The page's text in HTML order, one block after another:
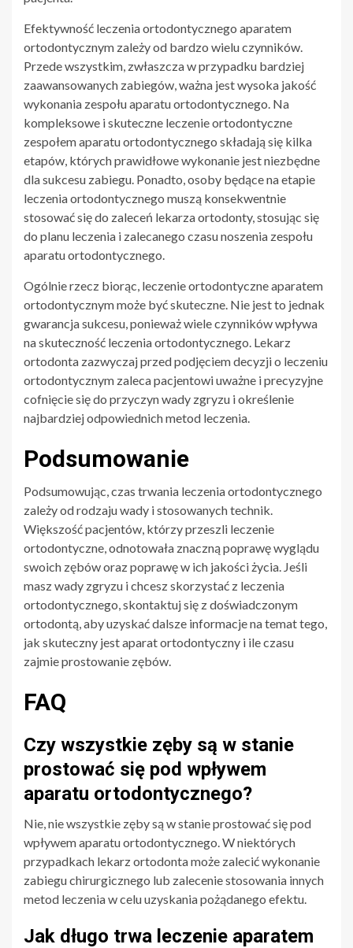
Efektywność leczenia ortodontycznego aparatem
ortodontycznym zależy od bardzo wielu czynników.
Przede wszystkim, zwłaszcza w przypadku bardziej
zaawansowanych zabiegów, ważna jest wysoka jakość
wykonania zespołu aparatu ortodontycznego. Na
kompleksowe i skuteczne leczenie ortodontyczne
zespołem aparatu ortodontycznego składają się kilka
etapów, których prawidłowe wykonanie jest niezbędne
dla sukcesu zabiegu. Ponadto, osoby będące na etapie
leczenia ortodontycznego muszą konsekwentnie
stosować się do zaleceń lekarza ortodonty, stosując się
do planu leczenia i zalecanego czasu noszenia zespołu
aparatu ortodontycznego.
Ogólnie rzecz biorąc, leczenie ortodontyczne aparatem
ortodontycznym może być skuteczne. Nie jest to jednak
gwarancja sukcesu, ponieważ wiele czynników wpływa
na skuteczność leczenia ortodontycznego. Lekarz
ortodonta zazwyczaj przed podjęciem decyzji o leczeniu
ortodontycznym zaleca pacjentowi uważne i precyzyjne
cofnięcie się do przyczyn wady zgryzu i określenie
najbardziej odpowiednich metod leczenia.
Podsumowanie
Podsumowując, czas trwania leczenia ortodontycznego
zależy od rodzaju wady i stosowanych technik.
Większość pacjentów, którzy przeszli leczenie
ortodontyczne, odnotowała znaczną poprawę wyglądu
swoich zębów oraz poprawę w ich jakości życia. Jeśli
masz wady zgryzu i chcesz skorzystać z leczenia
ortodontycznego, skontaktuj się z doświadczonym
ortodontą, aby uzyskać dalsze informacje na temat tego,
jak skuteczny jest aparat ortodontyczny i ile czasu
zajmie prostowanie zębów.
FAQ
Czy wszystkie zęby są w stanie
prostować się pod wpływem
aparatu ortodontycznego?
Nie, nie wszystkie zęby są w stanie prostować się pod
wpływem aparatu ortodontycznego. W niektórych
przypadkach lekarz ortodonta może zalecić wykonanie
zabiegu chirurgicznego lub zalecenie stosowania innych
metod leczenia w celu uzyskania pożądanego efektu.
Jak długo trwa leczenie aparatem